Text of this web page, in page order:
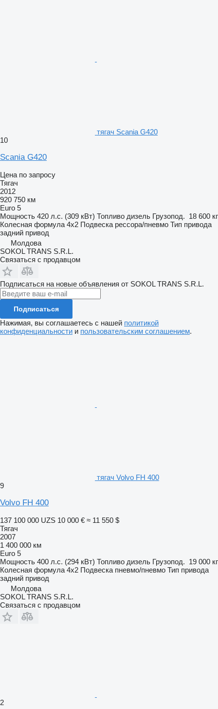
тягач Scania G420
10
Scania G420
Цена по запросу
Тягач
2012
920 750 км
Euro 5
Мощность 420 л.с. (309 кВт) Топливо дизель Грузопод. 18 600 кг
Колесная формула 4x2 Подвеска рессора/пневмо Тип привода
задний привод
Молдова
SOKOL TRANS S.R.L.
Связаться с продавцом
Подписаться на новые объявления от SOKOL TRANS S.R.L.
Подписаться
Нажимая, вы соглашаетесь с нашей политикой
конфиденциальности и пользовательским соглашением.
тягач Volvo FH 400
9
Volvo FH 400
137 100 000 UZS 10 000 € ≈ 11 550 $
Тягач
2007
1 400 000 км
Euro 5
Мощность 400 л.с. (294 кВт) Топливо дизель Грузопод. 19 000 кг
Колесная формула 4x2 Подвеска пневмо/пневмо Тип привода
задний привод
Молдова
SOKOL TRANS S.R.L.
Связаться с продавцом
2